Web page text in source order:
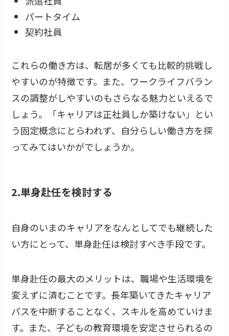
パートタイム
契約社員
これらの働き方は、転居が多くても比較的挑戦し
やすいのが特徴です。また、ワークライフバラン
スの調整がしやすいのもさらなる魅力といえるで
しょう。「キャリアは正社員しか築けない」とい
う固定概念にとらわれず、自分らしい働き方を探
ってみてはいかがでしょうか。
2.単身赴任を検討する
自身のいまのキャリアをなんとしてでも継続した
い方にとって、単身赴任は検討すべき手段です。
単身赴任の最大のメリットは、職場や生活環境を
変えずに済むことです。長年築いてきたキャリア
パスを中断することなく、スキルを高めていけま
す。また、子どもの教育環境を安定させられるの